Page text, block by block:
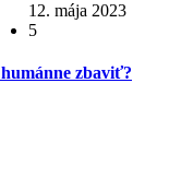
12. mája 2023
5
zbaviť?